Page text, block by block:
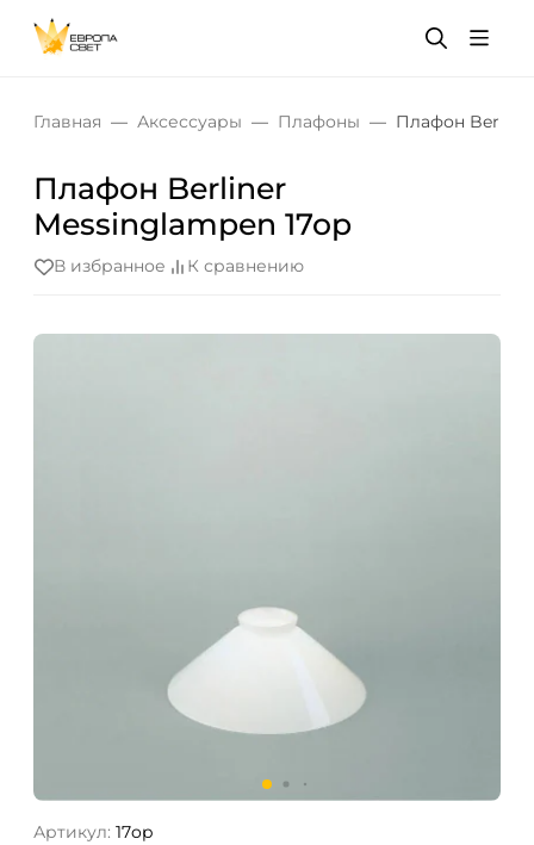
Главная Аксессуары Плафоны Плафон
Плафон Berliner
Messinglampen 17op
В избранное К сравнению
Артикул: 17op